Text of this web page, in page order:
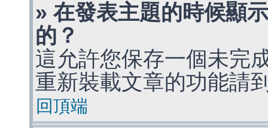
» 在發表主題的時候顯
的？
這允許您保存一個未完
重新裝載文章的功能請
回頂端